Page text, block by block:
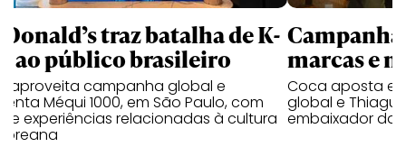
traz batalha de K-
ao público brasileiro
aproveita campanha global e
Méqui 1000, em São Paulo, com
e experiências relacionadas à cultura
marcas e
Coca aposta
global e
embaixador da